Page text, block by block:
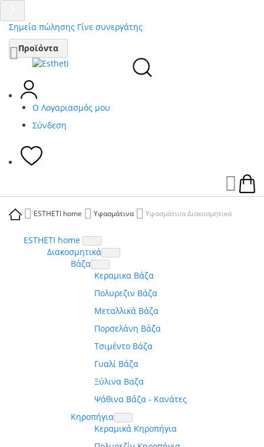
Σημεία πώλησης Γίνε συνεργάτης
Μετάβαση
στο
περιεχόμενο
Προϊόντα
Ο Λογαριασμός μου
Σύνδεση
ESTHETI home Υφασμάτινα Υφασμάτινα Διακοσμητικά
ESTHETI home
Διακοσμητικά
Βάζα
Κεραμικα Βάζα
Πολυρεζιν Βάζα
Μεταλλικά Βάζα
Πορσελάνη Βάζα
Τσιμέντο Βάζα
Γυαλί Βάζα
Ξύλινα Βαζα
Ψάθινα Βάζα - Κανάτες
Κηροπήγια
Κεραμικά Κηροπήγια